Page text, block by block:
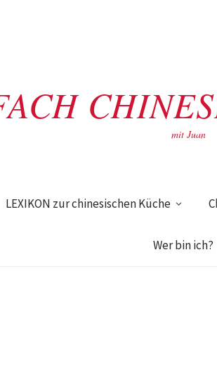
mit Juan
LEXIKON zur chinesischen Küche
Wer bin ich?